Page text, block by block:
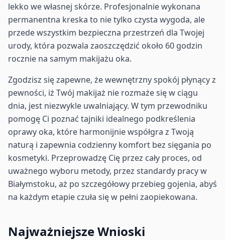
lekko we własnej skórze. Profesjonalnie wykonana
permanentna kreska to nie tylko czysta wygoda, ale
przede wszystkim bezpieczna przestrzeń dla Twojej
urody, która pozwala zaoszczędzić około 60 godzin
rocznie na samym makijażu oka.
Zgodzisz się zapewne, że wewnętrzny spokój płynący z
pewności, iż Twój makijaż nie rozmaże się w ciągu
dnia, jest niezwykle uwalniający. W tym przewodniku
pomogę Ci poznać tajniki idealnego podkreślenia
oprawy oka, które harmonijnie współgra z Twoją
naturą i zapewnia codzienny komfort bez sięgania po
kosmetyki. Przeprowadzę Cię przez cały proces, od
uważnego wyboru metody, przez standardy pracy w
Białymstoku, aż po szczegółowy przebieg gojenia, abyś
na każdym etapie czuła się w pełni zaopiekowana.
Najważniejsze Wnioski